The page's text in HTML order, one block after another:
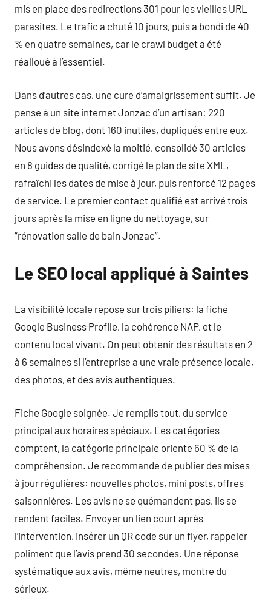
mis en place des redirections 301 pour les vieilles URL
parasites. Le trafic a chuté 10 jours, puis a bondi de 40
% en quatre semaines, car le crawl budget a été
réalloué à l’essentiel.
Dans d’autres cas, une cure d’amaigrissement suffit. Je
pense à un site internet Jonzac d’un artisan: 220
articles de blog, dont 160 inutiles, dupliqués entre eux.
Nous avons désindexé la moitié, consolidé 30 articles
en 8 guides de qualité, corrigé le plan de site XML,
rafraîchi les dates de mise à jour, puis renforcé 12 pages
de service. Le premier contact qualifié est arrivé trois
jours après la mise en ligne du nettoyage, sur
“rénovation salle de bain Jonzac”.
Le SEO local appliqué à Saintes
La visibilité locale repose sur trois piliers: la fiche
Google Business Profile, la cohérence NAP, et le
contenu local vivant. On peut obtenir des résultats en 2
à 6 semaines si l’entreprise a une vraie présence locale,
des photos, et des avis authentiques.
Fiche Google soignée. Je remplis tout, du service
principal aux horaires spéciaux. Les catégories
comptent, la catégorie principale oriente 60 % de la
compréhension. Je recommande de publier des mises
à jour régulières: nouvelles photos, mini posts, offres
saisonnières. Les avis ne se quémandent pas, ils se
rendent faciles. Envoyer un lien court après
l’intervention, insérer un QR code sur un flyer, rappeler
poliment que l’avis prend 30 secondes. Une réponse
systématique aux avis, même neutres, montre du
sérieux.